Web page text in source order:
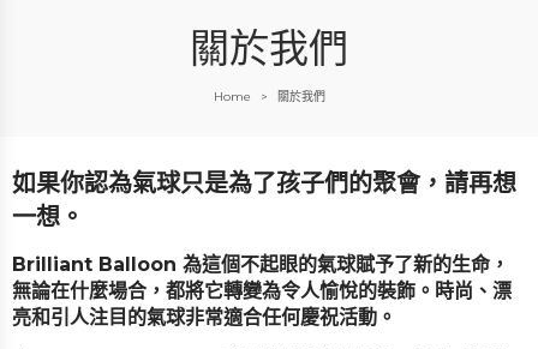
關於我們
Home > 關於我們
如果你認為氣球只是為了孩子們的聚會，請再想
一想。
Brilliant Balloon 為這個不起眼的氣球賦予了新的生命，
無論在什麼場合，都將它轉變為令人愉悅的裝飾。時尚、漂
亮和引人注目的氣球非常適合任何慶祝活動。